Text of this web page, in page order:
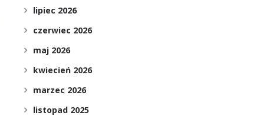
lipiec 2026
czerwiec 2026
maj 2026
kwiecień 2026
marzec 2026
listopad 2025